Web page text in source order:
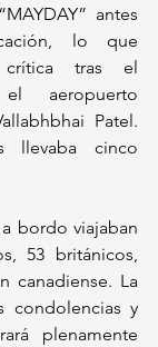
antes
lo que
tras el
aeropuerto
Patel.
llevaba cinco
bordo viajaban
53 británicos,
canadiense. La
condolencias y
plenamente